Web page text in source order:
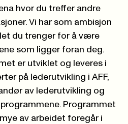
hvor du treffer andre
Vi har som ambisjon
du trenger forå være
som ligger foran deg.
er utviklet og leveres i
på lederutvikling i AFF,
av lederutvikling og
Programmet
av arbeidet foregår i